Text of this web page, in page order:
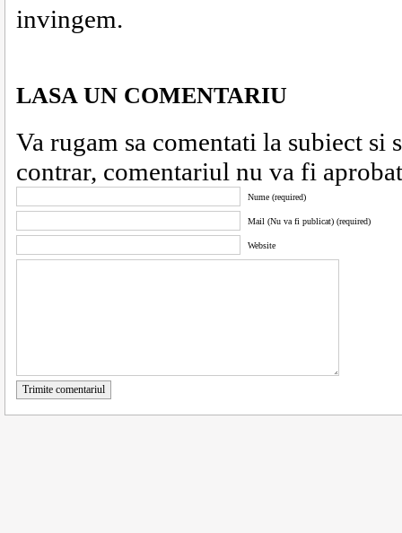
invingem.
LASA UN COMENTARIU
Va rugam sa comentati la subiect
contrar, comentariul nu va fi
Nume (required)
Mail (Nu va fi publicat) (required)
Website
Trimite comentariul